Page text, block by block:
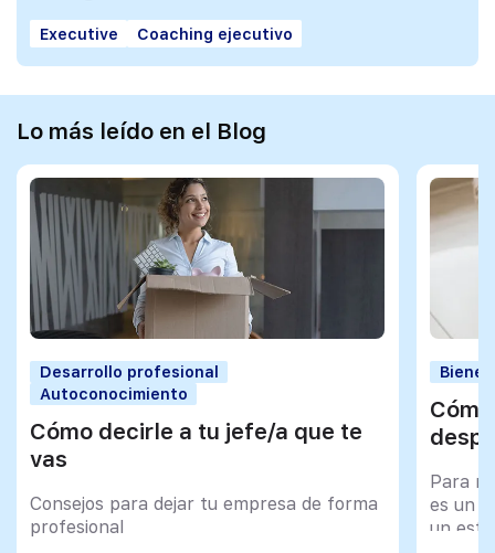
Executive Coaching ejecutivo
Lo más leído en el Blog
Desarrollo profesional
Autoconocimiento
Cómo decirle a tu jefe/a que te
vas
Consejos para dejar tu empresa de forma
profesional
Para
es un
un